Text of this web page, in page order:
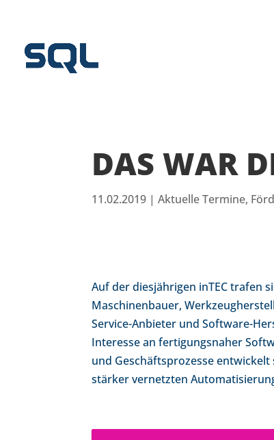
DAS WAR
11.02.2019 |Aktuelle Termine,
Auf der diesjährigen inTEC trafen
Maschinenbauer,
Service-Anbieter und Software-
Interesse an fertigungsnaher
und Geschäftsprozesse
stärker vernetzten